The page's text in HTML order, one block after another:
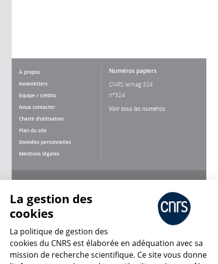
À propos
Newsletters
Équipe / crédits
Nous contacter
Charte d'utilisation
Plan du site
Données personnelles
Mentions légales
Numéros papiers
CNRS lemag 324
n°324
Voir tous les numéros
CNRS Le Mag
La gestion des
cookies
La politique de gestion des
cookies du CNRS est élaborée en adéquation avec sa
mission de recherche scientifique. Ce site vous donne